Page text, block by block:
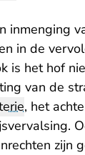
inmenging
in de
is het hof
van de
, het
zijn